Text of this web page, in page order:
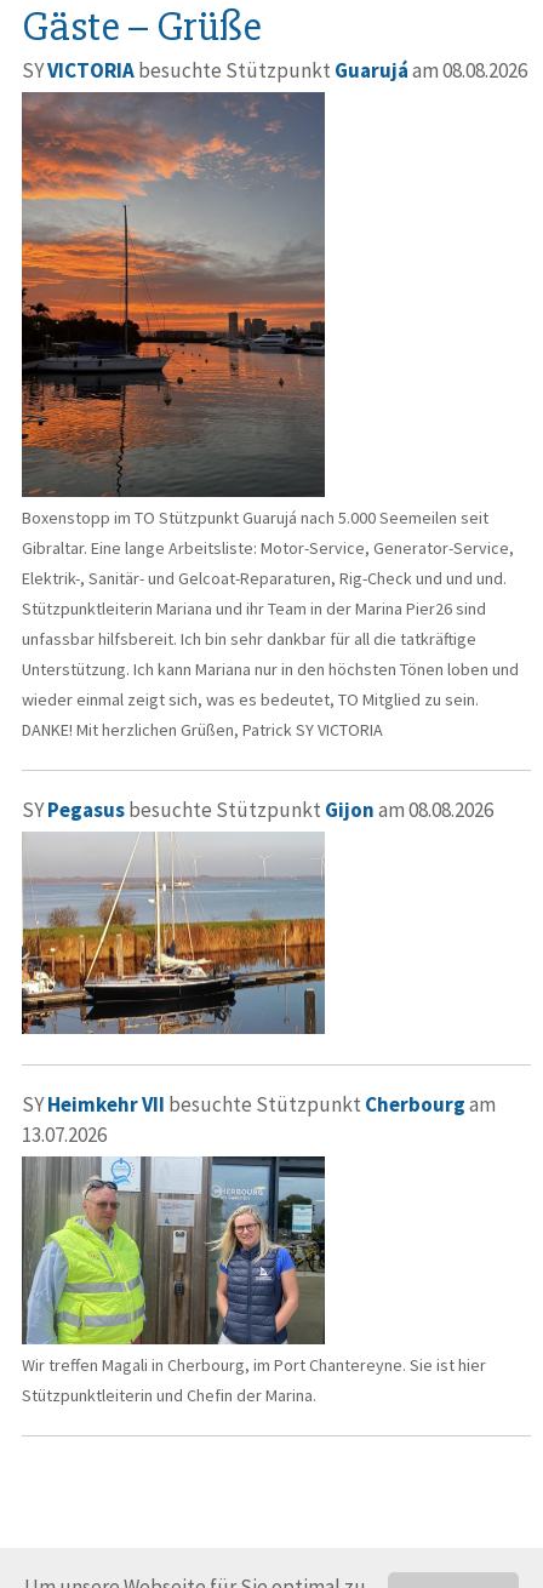
Gäste – Grüße
SYVICTORIAbesuchte Stützpunkt Guarujáam 08.08.2026
Boxenstopp im TO Stützpunkt Guarujá nach 5.000 Seemeilen seit
Gibraltar. Eine lange Arbeitsliste: Motor-Service, Generator-Service,
Elektrik-, Sanitär- und Gelcoat-Reparaturen, Rig-Check und und und.
Stützpunktleiterin Mariana und ihr Team in der Marina Pier26 sind
unfassbar hilfsbereit. Ich bin sehr dankbar für all die tatkräftige
Unterstützung. Ich kann Mariana nur in den höchsten Tönen loben und
wieder einmal zeigt sich, was es bedeutet, TO Mitglied zu sein.
DANKE! Mit herzlichen Grüßen, Patrick SY VICTORIA
SYPegasusbesuchte Stützpunkt Gijonam 08.08.2026
SYHeimkehr VII besuchte Stützpunkt Cherbourgam
13.07.2026
Wir treffen Magali in Cherbourg, im Port Chantereyne. Sie ist hier
Stützpunktleiterin und Chefin der Marina.